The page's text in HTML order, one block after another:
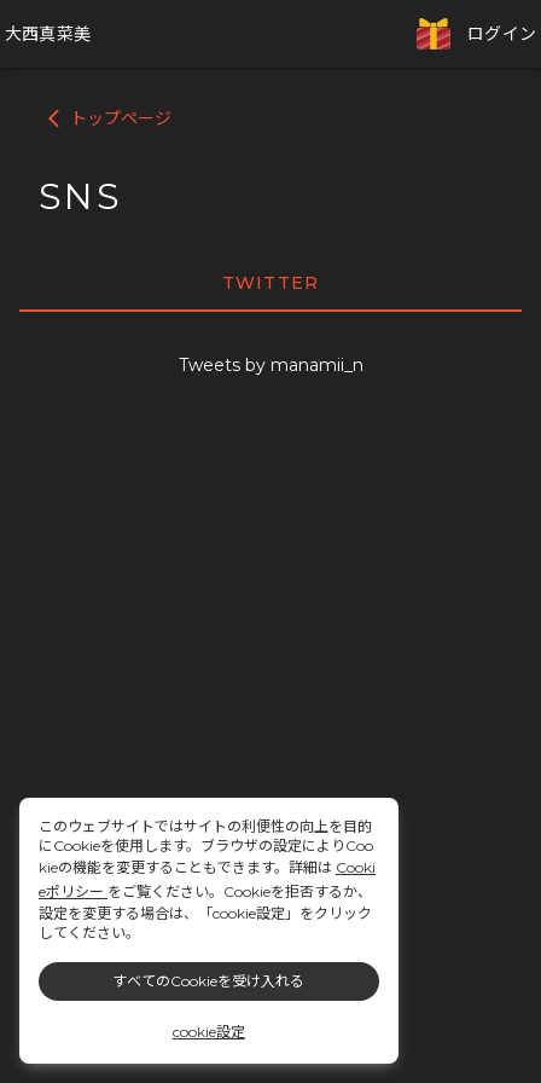
大西真菜美 ログイン
arrow_back_ios トップページ
SNS
TWITTER
Tweets by manamii_n
このウェブサイトではサイトの利便性の向上を目的
にCookieを使用します。ブラウザの設定によりCoo
kieの機能を変更することもできます。詳細は Cooki
eポリシー をご覧ください。Cookieを拒否するか、
設定を変更する場合は、「cookie設定」をクリック
してください。
すべてのCookieを受け入れる
cookie設定